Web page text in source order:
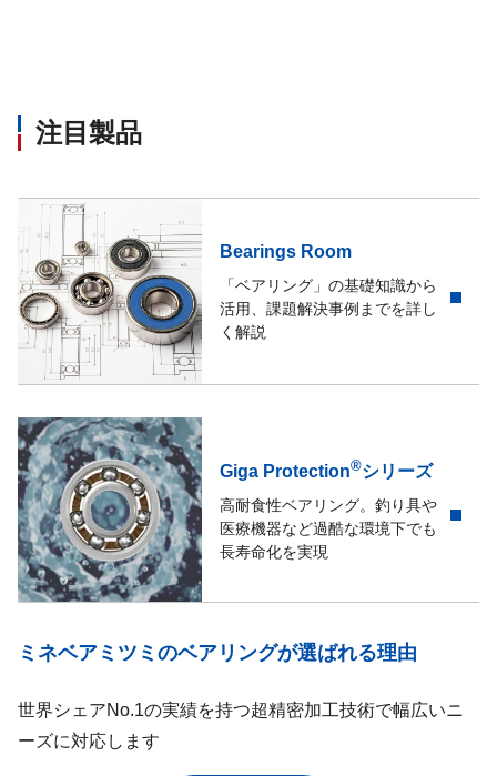
注目製品
Bearings Room
「ベアリング」の基礎知識から
活用、課題解決事例までを詳し
く解説
Giga Protection®シリーズ
高耐食性ベアリング。釣り具や
医療機器など過酷な環境下でも
長寿命化を実現
ミネベアミツミのベアリングが選ばれる理由
世界シェアNo.1の実績を持つ超精密加工技術で幅広いニ
ーズに対応します